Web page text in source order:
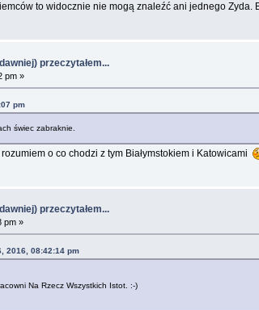
to widocznie nie mogą znaleźć ani jednego Zyda.
przeczytałem...
pm »
pm
świec zabraknie.
o co chodzi z tym Białymstokiem i Katowicami
przeczytałem...
pm »
2016, 08:42:14 pm
Na Rzecz Wszystkich Istot. :-)